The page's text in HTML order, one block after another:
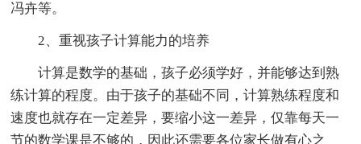
冯卉等。
2、重视孩子计算能力的培养
计算是数学的基础，孩子必须学好，并能够达到熟
练计算的程度。由于孩子的基础不同，计算熟练程度和
速度也就存在一定差异，要缩小这一差异，仅靠每天一
节的数学课是不够的，因此还需要各位家长做有心之